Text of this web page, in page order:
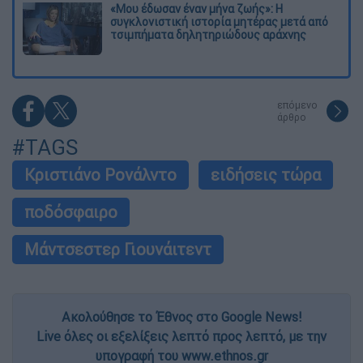
«Μου έδωσαν έναν μήνα ζωής»: Η
συγκλονιστική ιστορία μητέρας μετά από
τσιμπήματα δηλητηριώδους αράχνης
επόμενο
άρθρο
#TAGS
Κριστιάνο Ρονάλντο
ειδήσεις τώρα
ποδόσφαιρο
Μάντσεστερ Γιουνάιτεντ
Ακολούθησε το Έθνος στο Google News!
Live όλες οι εξελίξεις λεπτό προς λεπτό, με την
υπογραφή του www.ethnos.gr